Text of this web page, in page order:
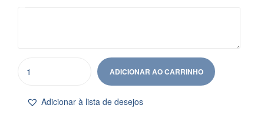
ADICIONAR AO CARRINHO
Adicionar à lista de desejos